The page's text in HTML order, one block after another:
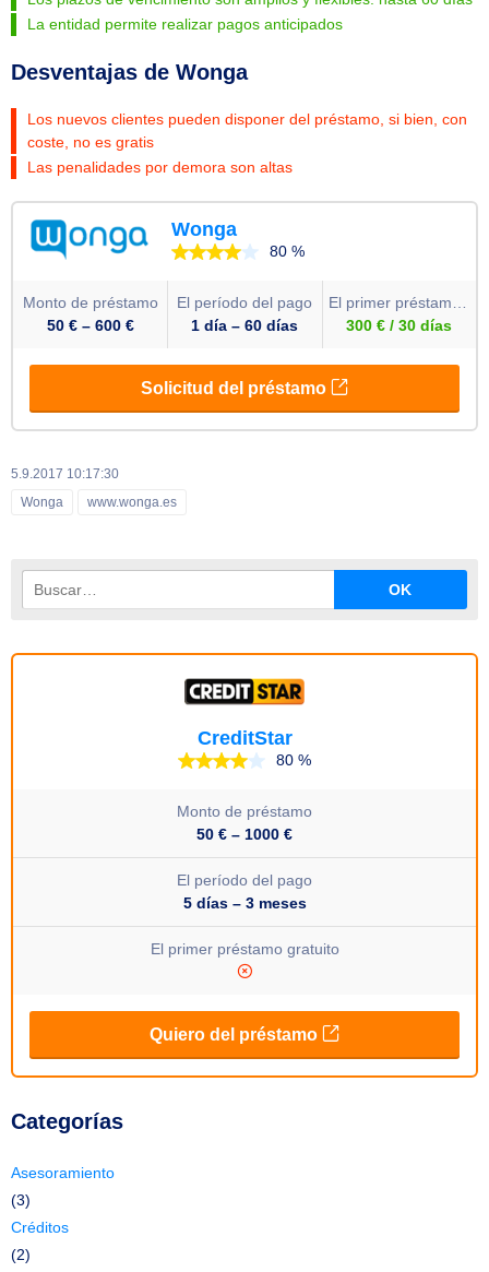
La entidad permite realizar pagos anticipados
Desventajas de Wonga
Los nuevos clientes pueden disponer del préstamo, si bien, con
coste, no es gratis
Las penalidades por demora son altas
5.9.2017 10:17:30
Wonga
www.wonga.es
Categorías
Asesoramiento
(3)
Créditos
(2)